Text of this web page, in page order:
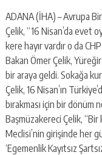
escort
beşiktaş
escort
kartal
escort
maltepe
escort
ADANA (İHA) – Avrupa
Çelik, “16 Nisan’da evet
kere hayır vardır o da
Bakan Ömer Çelik,
bir araya geldi. Sokağa
Çelik, 16 Nisan’ın
bırakması için bir dönüm
Başmüzakereci Çelik,
Meclisi’nin girişinde her
‘Egemenlik Kayıtsız